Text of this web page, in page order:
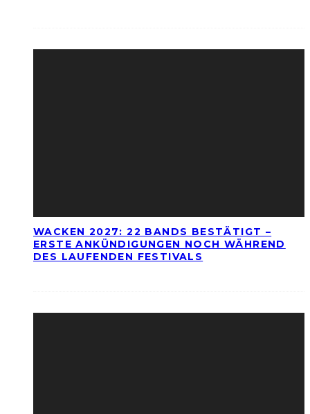
WACKEN 2027: 22 BANDS BESTÄTIGT –
ERSTE ANKÜNDIGUNGEN NOCH WÄHREND
DES LAUFENDEN FESTIVALS